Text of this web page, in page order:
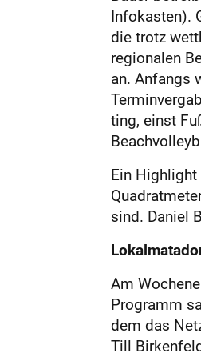
Infokasten).
die trotz
regionalen
an. Anfangs
ting, einst
Ein
sind. Daniel
Am
Programm
dem das
Till